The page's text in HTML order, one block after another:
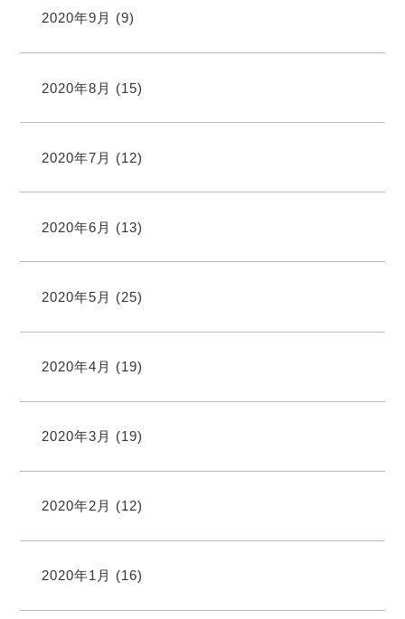
2020年9月 (9)
2020年8月 (15)
2020年7月 (12)
2020年6月 (13)
2020年5月 (25)
2020年4月 (19)
2020年3月 (19)
2020年2月 (12)
2020年1月 (16)